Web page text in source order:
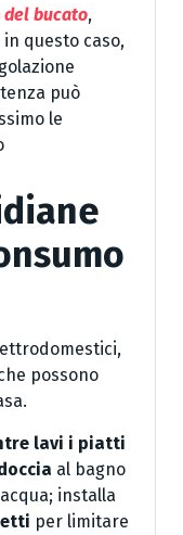
del bucato,
questo caso,
può
le
possono
lavi i piatti
al bagno
installa
per limitare